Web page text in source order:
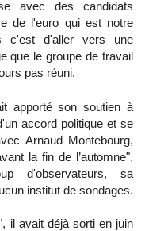
avec des candidats
de l'euro qui est notre
c'est d'aller vers une
que le groupe de travail
pas réuni.
apporté son soutien à
accord politique et se
Arnaud Montebourg,
la fin de l’automne".
d'observateurs, sa
institut de sondages.
il avait déjà sorti en juin